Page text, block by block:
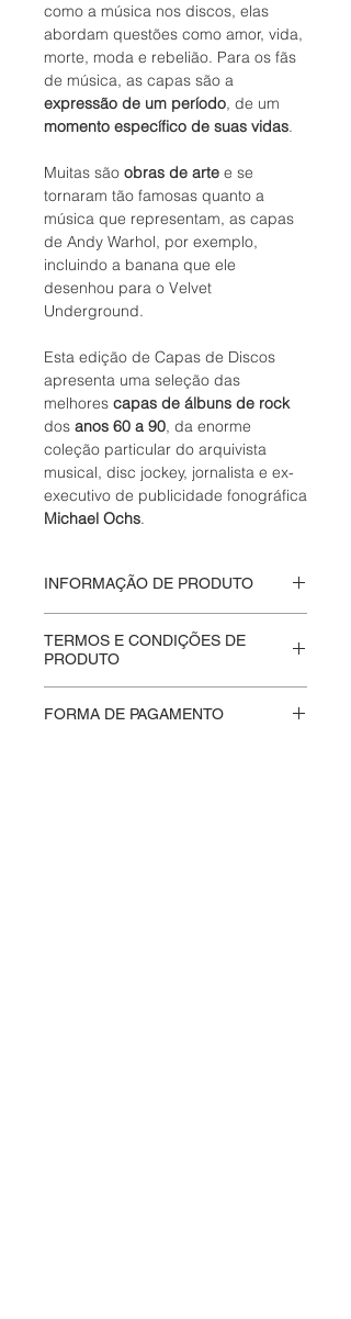
como a música nos discos, elas
abordam questões como amor, vida,
morte, moda e rebelião. Para os fãs
de música, as capas são a
expressão de um período, de um
momento específico de suas vidas.
Muitas são obras de arte e se
tornaram tão famosas quanto a
música que representam, as capas
de Andy Warhol, por exemplo,
incluindo a banana que ele
desenhou para o Velvet
Underground.
Esta edição de Capas de Discos
apresenta uma seleção das
melhores capas de álbuns de rock
dos anos 60 a 90, da enorme
coleção particular do arquivista
musical, disc jockey, jornalista e ex-
executivo de publicidade fonográfica
Michael Ochs.
INFORMAÇÃO DE PRODUTO
Páginas: 576
Tamanho: 14 x 4.2 x 19.5 cm
Editora:Taschen
TERMOS E CONDIÇÕES DE
PRODUTO
autenticidade e a integridade de
FORMA DE PAGAMENTO